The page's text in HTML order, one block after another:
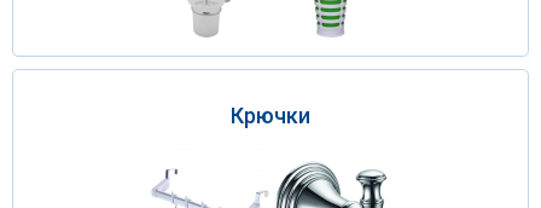
Крючки